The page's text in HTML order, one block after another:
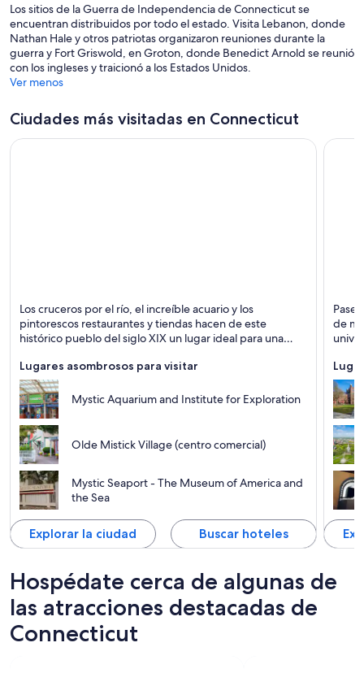
Los sitios de la Guerra de Independencia de Connecticut se
encuentran distribuidos por todo el estado. Visita Lebanon, donde
Nathan Hale y otros patriotas organizaron reuniones durante la
guerra y Fort Griswold, en Groton, donde Benedict Arnold se reunió
con los ingleses y traicionó a los Estados Unidos.
Ver menos
Ciudades más visitadas en Connecticut
Acuarios, Puertos y Compras
Los cruceros por el río, el increíble acuario y los
pintorescos restaurantes y tiendas hacen de este
histórico pueblo del siglo XIX un lugar ideal para una
Lugares asombrosos para visitar
Mystic Aquarium and Institute for Exploration
Olde Mistick Village (centro comercial)
Mystic Seaport - The Museum of America and
the Sea
Explorar la ciudad Buscar hoteles
de
Hospédate cerca de algunas de
las atracciones destacadas de
Connecticut